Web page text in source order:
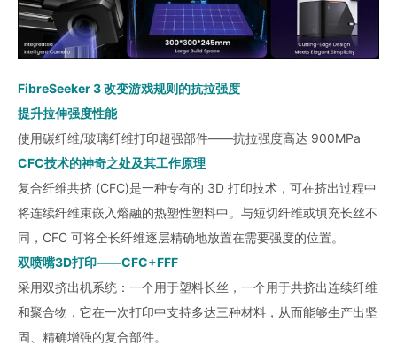
FibreSeeker 3 改变游戏规则的抗拉强度
提升拉伸强度性能
使用碳纤维/玻璃纤维打印超强部件——抗拉强度高达 900MPa
CFC技术的神奇之处及其工作原理
复合纤维共挤 (CFC)是一种专有的 3D 打印技术，可在挤出过程中
将连续纤维束嵌入熔融的热塑性塑料中。与短切纤维或填充长丝不
同，CFC 可将全长纤维逐层精确地放置在需要强度的位置。
双喷嘴3D打印——CFC+FFF
采用双挤出机系统：一个用于塑料长丝，一个用于共挤出连续纤维
和聚合物，它在一次打印中支持多达三种材料，从而能够生产出坚
固、精确增强的复合部件。